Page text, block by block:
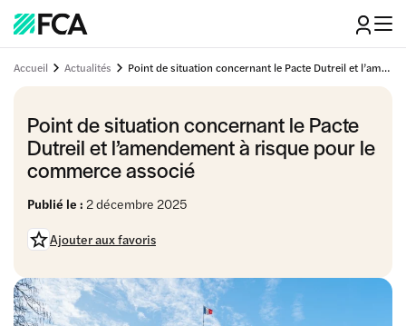
Accueil Actualités Point de situation concernant le Pacte Dutreil et l’amendement à risque pour le commerce associé
Point de situation concernant le Pacte
Dutreil et l’amendement à risque pour le
commerce associé
Publié le : 2 décembre 2025
Ajouter aux favoris